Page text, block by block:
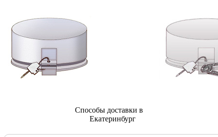
Способы доставки в
Екатеринбург